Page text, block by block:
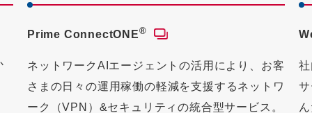
WebARENA®
社内システムから事業基盤まで。共用 / 仮想専用
サーバー、ハウジングなど、信頼性と拡張性に富
んだデータセンターサービス。